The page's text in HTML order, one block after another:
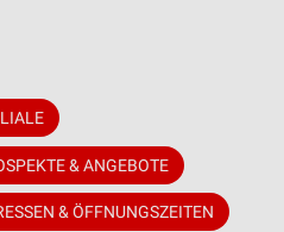
& ANGEBOTE
& ÖFFNUNGSZEITEN